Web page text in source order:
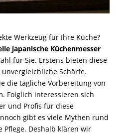
Werkzeug für Ihre Küche?
japanische Küchenmesser
für Sie. Erstens bieten diese
Schärfe.
die tägliche Vorbereitung von
Folglich interessieren sich
und Profis für diese
gibt es viele Mythen rund
Pflege. Deshalb klären wir